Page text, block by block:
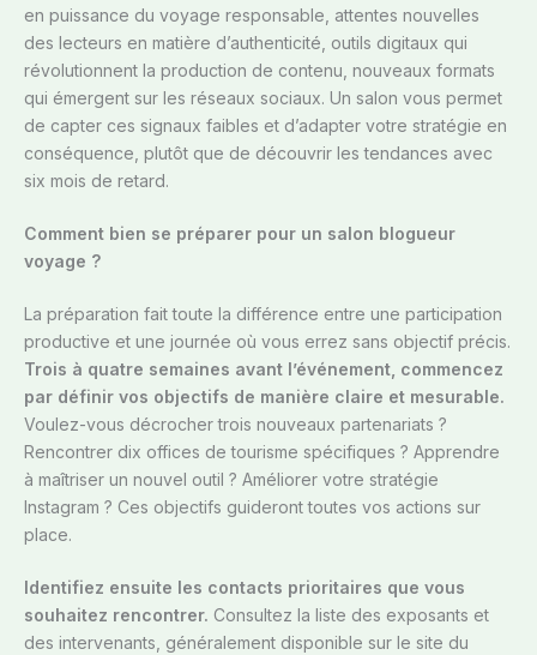
en puissance du voyage responsable, attentes nouvelles
des lecteurs en matière d’authenticité, outils digitaux qui
révolutionnent la production de contenu, nouveaux formats
qui émergent sur les réseaux sociaux. Un salon vous permet
de capter ces signaux faibles et d’adapter votre stratégie en
conséquence, plutôt que de découvrir les tendances avec
six mois de retard.
Comment bien se préparer pour un salon blogueur
voyage ?
La préparation fait toute la différence entre une participation
productive et une journée où vous errez sans objectif précis.
Trois à quatre semaines avant l’événement, commencez
par définir vos objectifs de manière claire et mesurable.
Voulez-vous décrocher trois nouveaux partenariats ?
Rencontrer dix offices de tourisme spécifiques ? Apprendre
à maîtriser un nouvel outil ? Améliorer votre stratégie
Instagram ? Ces objectifs guideront toutes vos actions sur
place.
Identifiez ensuite les contacts prioritaires que vous
souhaitez rencontrer. Consultez la liste des exposants et
des intervenants, généralement disponible sur le site du